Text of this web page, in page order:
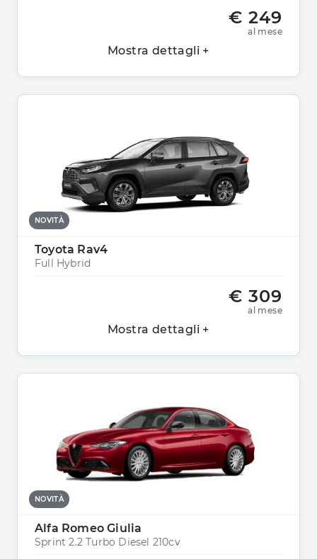
€ 249
al mese
Mostra dettagli +
NOVITÀ
Toyota Rav4
Full Hybrid
€ 309
al mese
Mostra dettagli +
NOVITÀ
Alfa Romeo Giulia
Sprint 2.2 Turbo Diesel 210cv